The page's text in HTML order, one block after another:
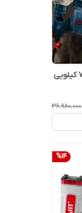
بتن‌کن 40 میلی‌متری 1250 وات 7 کیلویی
۳۶٬۹۸۰٬۰۰۰
%14